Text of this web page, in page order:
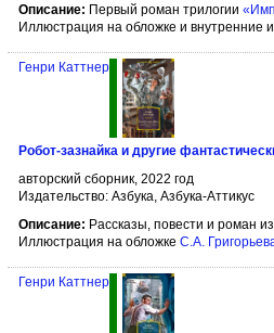
Описание: Первый роман трилогии
Иллюстрация на обложке и внутренние
Генри Каттнер
Робот-зазнайка и другие
авторский сборник, 2022 год
Издательство: Азбука, Азбука-Аттикус
Описание: Рассказы, повести и роман
Иллюстрация на обложке С.А.
Генри Каттнер